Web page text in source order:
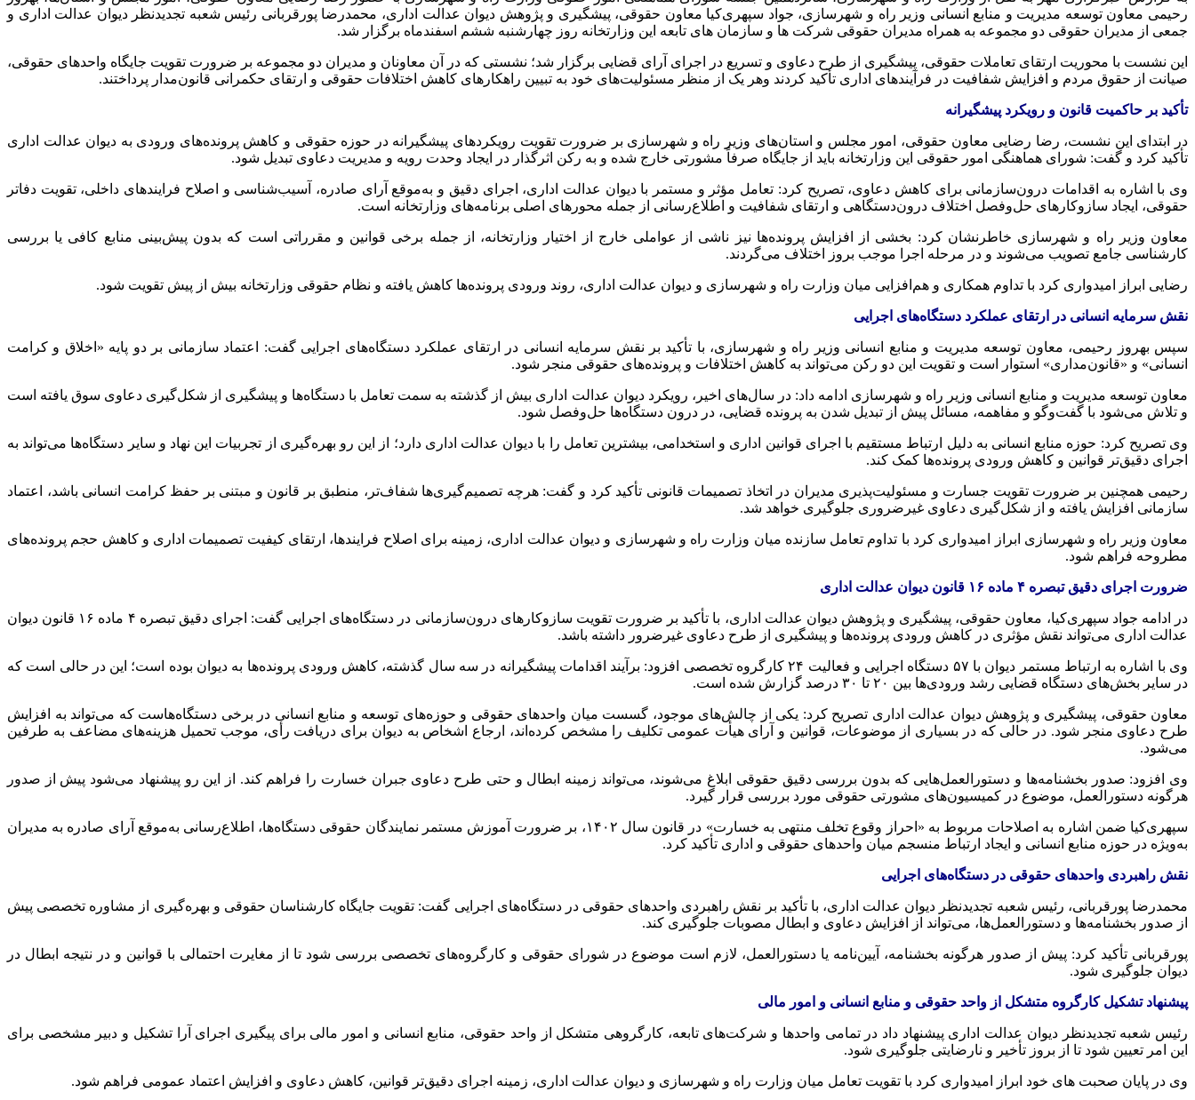
رحیمی معاون توسعه مدیریت و منابع انسانی وزیر راه و شهرسازی، جواد سپهری‌کیا معاون حقوقی، پیشگیری و پژوهش دیوان عدالت اداری، محمدرضا پورقربانی رئیس شعبه تجدیدنظر دیوان عدالت اداری و
جمعی از مدیران حقوقی دو مجموعه به همراه مدیران حقوقی شرکت ها و سازمان های تابعه این وزارتخانه روز چهارشنبه ششم اسفندماه برگزار شد.
این نشست با محوریت ارتقای تعاملات حقوقی، پیشگیری از طرح دعاوی و تسریع در اجرای آرای قضایی برگزار شد؛ نشستی که در آن معاونان و مدیران دو مجموعه بر ضرورت تقویت جایگاه واحدهای حقوقی،
صیانت از حقوق مردم و افزایش شفافیت در فرآیندهای اداری تأکید کردند وهر یک از منظر مسئولیت‌های خود به تبیین راهکارهای کاهش اختلافات حقوقی و ارتقای حکمرانی قانون‌مدار پرداختند.
تأکید بر حاکمیت قانون و رویکرد پیشگیرانه
در ابتدای این نشست، رضا رضایی معاون حقوقی، امور مجلس و استان‌های وزیر راه و شهرسازی بر ضرورت تقویت رویکردهای پیشگیرانه در حوزه حقوقی و کاهش پرونده‌های ورودی به دیوان عدالت اداری
تأکید کرد و گفت: شورای هماهنگی امور حقوقی این وزارتخانه باید از جایگاه صرفاً مشورتی خارج شده و به رکن اثرگذار در ایجاد وحدت رویه و مدیریت دعاوی تبدیل شود.
وی با اشاره به اقدامات درون‌سازمانی برای کاهش دعاوی، تصریح کرد: تعامل مؤثر و مستمر با دیوان عدالت اداری، اجرای دقیق و به‌موقع آرای صادره، آسیب‌شناسی و اصلاح فرایندهای داخلی، تقویت دفاتر
حقوقی، ایجاد سازوکارهای حل‌وفصل اختلاف درون‌دستگاهی و ارتقای شفافیت و اطلاع‌رسانی از جمله محورهای اصلی برنامه‌های وزارتخانه است.
معاون وزیر راه و شهرسازی خاطرنشان کرد: بخشی از افزایش پرونده‌ها نیز ناشی از عواملی خارج از اختیار وزارتخانه، از جمله برخی قوانین و مقرراتی است که بدون پیش‌بینی منابع کافی یا بررسی
کارشناسی جامع تصویب می‌شوند و در مرحله اجرا موجب بروز اختلاف می‌گردند.
رضایی ابراز امیدواری کرد با تداوم همکاری و هم‌افزایی میان وزارت راه و شهرسازی و دیوان عدالت اداری، روند ورودی پرونده‌ها کاهش یافته و نظام حقوقی وزارتخانه بیش از پیش تقویت شود.
نقش سرمایه انسانی در ارتقای عملکرد دستگاه‌های اجرایی
سپس بهروز رحیمی، معاون توسعه مدیریت و منابع انسانی وزیر راه و شهرسازی، با تأکید بر نقش سرمایه انسانی در ارتقای عملکرد دستگاه‌های اجرایی گفت: اعتماد سازمانی بر دو پایه «اخلاق و کرامت
انسانی» و «قانون‌مداری» استوار است و تقویت این دو رکن می‌تواند به کاهش اختلافات و پرونده‌های حقوقی منجر شود.
معاون توسعه مدیریت و منابع انسانی وزیر راه و شهرسازی ادامه داد: در سال‌های اخیر، رویکرد دیوان عدالت اداری بیش از گذشته به سمت تعامل با دستگاه‌ها و پیشگیری از شکل‌گیری دعاوی سوق یافته است
و تلاش می‌شود با گفت‌وگو و مفاهمه، مسائل پیش از تبدیل شدن به پرونده قضایی، در درون دستگاه‌ها حل‌وفصل شود.
وی تصریح کرد: حوزه منابع انسانی به دلیل ارتباط مستقیم با اجرای قوانین اداری و استخدامی، بیشترین تعامل را با دیوان عدالت اداری دارد؛ از این رو بهره‌گیری از تجربیات این نهاد و سایر دستگاه‌ها می‌تواند به
اجرای دقیق‌تر قوانین و کاهش ورودی پرونده‌ها کمک کند.
رحیمی همچنین بر ضرورت تقویت جسارت و مسئولیت‌پذیری مدیران در اتخاذ تصمیمات قانونی تأکید کرد و گفت: هرچه تصمیم‌گیری‌ها شفاف‌تر، منطبق بر قانون و مبتنی بر حفظ کرامت انسانی باشد، اعتماد
سازمانی افزایش یافته و از شکل‌گیری دعاوی غیرضروری جلوگیری خواهد شد.
معاون وزیر راه و شهرسازی ابراز امیدواری کرد با تداوم تعامل سازنده میان وزارت راه و شهرسازی و دیوان عدالت اداری، زمینه برای اصلاح فرایندها، ارتقای کیفیت تصمیمات اداری و کاهش حجم پرونده‌های
مطروحه فراهم شود.
ضرورت اجرای دقیق تبصره ۴ ماده ۱۶ قانون دیوان عدالت اداری
در ادامه جواد سپهری‌کیا، معاون حقوقی، پیشگیری و پژوهش دیوان عدالت اداری، با تأکید بر ضرورت تقویت سازوکارهای درون‌سازمانی در دستگاه‌های اجرایی گفت: اجرای دقیق تبصره ۴ ماده ۱۶ قانون دیوان
عدالت اداری می‌تواند نقش مؤثری در کاهش ورودی پرونده‌ها و پیشگیری از طرح دعاوی غیرضرور داشته باشد.
وی با اشاره به ارتباط مستمر دیوان با ۵۷ دستگاه اجرایی و فعالیت ۲۴ کارگروه تخصصی افزود: برآیند اقدامات پیشگیرانه در سه سال گذشته، کاهش ورودی پرونده‌ها به دیوان بوده است؛ این در حالی است که
در سایر بخش‌های دستگاه قضایی رشد ورودی‌ها بین ۲۰ تا ۳۰ درصد گزارش شده است.
معاون حقوقی، پیشگیری و پژوهش دیوان عدالت اداری تصریح کرد: یکی از چالش‌های موجود، گسست میان واحدهای حقوقی و حوزه‌های توسعه و منابع انسانی در برخی دستگاه‌هاست که می‌تواند به افزایش
طرح دعاوی منجر شود. در حالی که در بسیاری از موضوعات، قوانین و آرای هیأت عمومی تکلیف را مشخص کرده‌اند، ارجاع اشخاص به دیوان برای دریافت رأی، موجب تحمیل هزینه‌های مضاعف به طرفین
می‌شود.
وی افزود: صدور بخشنامه‌ها و دستورالعمل‌هایی که بدون بررسی دقیق حقوقی ابلاغ می‌شوند، می‌تواند زمینه ابطال و حتی طرح دعاوی جبران خسارت را فراهم کند. از این رو پیشنهاد می‌شود پیش از صدور
هرگونه دستورالعمل، موضوع در کمیسیون‌های مشورتی حقوقی مورد بررسی قرار گیرد.
سپهری‌کیا ضمن اشاره به اصلاحات مربوط به «احراز وقوع تخلف منتهی به خسارت» در قانون سال ۱۴۰۲، بر ضرورت آموزش مستمر نمایندگان حقوقی دستگاه‌ها، اطلاع‌رسانی به‌موقع آرای صادره به مدیران
به‌ویژه در حوزه منابع انسانی و ایجاد ارتباط منسجم میان واحدهای حقوقی و اداری تأکید کرد.
نقش راهبردی واحدهای حقوقی در دستگاه‌های اجرایی
محمدرضا پورقربانی، رئیس شعبه تجدیدنظر دیوان عدالت اداری، با تأکید بر نقش راهبردی واحدهای حقوقی در دستگاه‌های اجرایی گفت: تقویت جایگاه کارشناسان حقوقی و بهره‌گیری از مشاوره تخصصی پیش
از صدور بخشنامه‌ها و دستورالعمل‌ها، می‌تواند از افزایش دعاوی و ابطال مصوبات جلوگیری کند.
پورقربانی تأکید کرد: پیش از صدور هرگونه بخشنامه، آیین‌نامه یا دستورالعمل، لازم است موضوع در شورای حقوقی و کارگروه‌های تخصصی بررسی شود تا از مغایرت احتمالی با قوانین و در نتیجه ابطال در
دیوان جلوگیری شود.
پیشنهاد تشکیل کارگروه متشکل از واحد حقوقی و منابع انسانی و امور مالی
رئیس شعبه تجدیدنظر دیوان عدالت اداری پیشنهاد داد در تمامی واحدها و شرکت‌های تابعه، کارگروهی متشکل از واحد حقوقی، منابع انسانی و امور مالی برای پیگیری اجرای آرا تشکیل و دبیر مشخصی برای
این امر تعیین شود تا از بروز تأخیر و نارضایتی جلوگیری شود.
وی در پایان صحبت های خود ابراز امیدواری کرد با تقویت تعامل میان وزارت راه و شهرسازی و دیوان عدالت اداری، زمینه اجرای دقیق‌تر قوانین، کاهش دعاوی و افزایش اعتماد عمومی فراهم شود.